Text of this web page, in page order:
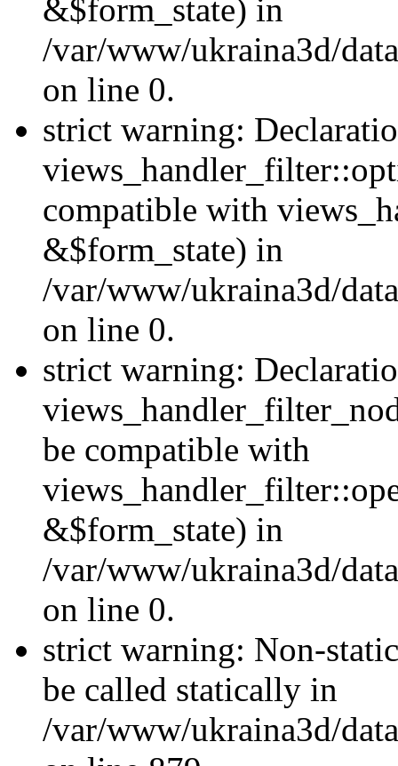
&$form_state) in
/var/www/ukraina3d/
on line 0.
strict warning:
compatible with
&$form_state) in
/var/www/ukraina3d/
on line 0.
strict warning:
be compatible with
&$form_state) in
/var/www/ukraina3d/
on line 0.
strict warning: Non-
be called statically in
/var/www/ukraina3d/